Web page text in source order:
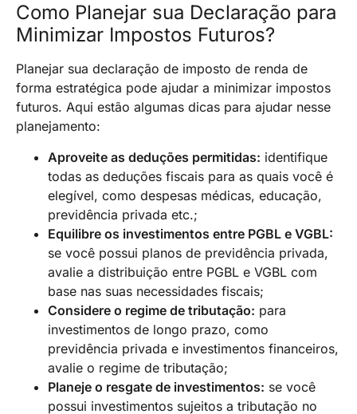
Como Planejar sua Declaração para
Minimizar Impostos Futuros?
Planejar sua declaração de imposto de renda de
forma estratégica pode ajudar a minimizar impostos
futuros. Aqui estão algumas dicas para ajudar nesse
planejamento:
Aproveite as deduções permitidas: identifique
todas as deduções fiscais para as quais você é
elegível, como despesas médicas, educação,
previdência privada etc.;
Equilibre os investimentos entre PGBL e VGBL:
se você possui planos de previdência privada,
avalie a distribuição entre PGBL e VGBL com
base nas suas necessidades fiscais;
Considere o regime de tributação: para
investimentos de longo prazo, como
previdência privada e investimentos financeiros,
avalie o regime de tributação;
Planeje o resgate de investimentos: se você
possui investimentos sujeitos a tributação no